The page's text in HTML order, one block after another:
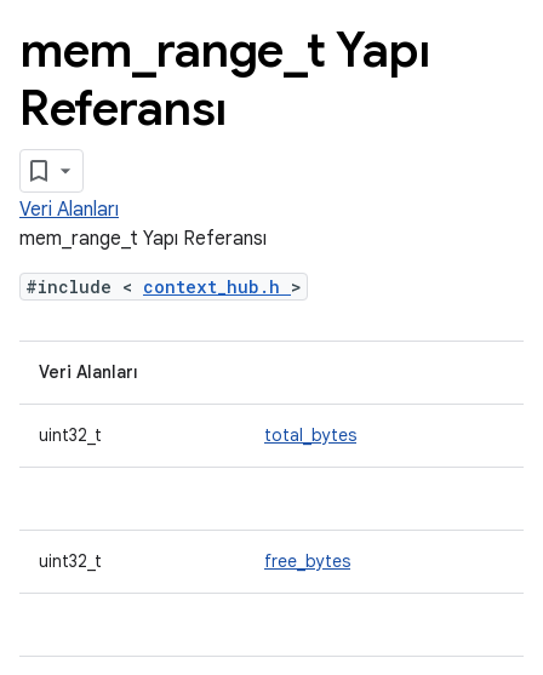
mem range t Yapı
Referansı
Veri Alanları
mem_range_t Yapı Referansı
#include < context_hub.h >
Veri Alanları
uint32_t total_bytes
uint32_t free_bytes